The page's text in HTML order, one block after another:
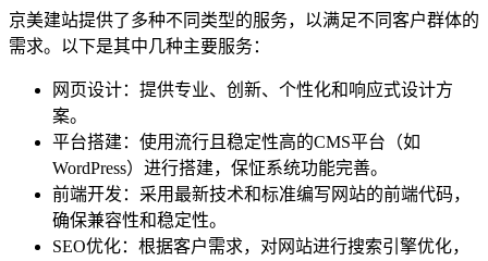
京美建站提供了多种不同类型的服务，以满足不同客户群体的
需求。以下是其中几种主要服务：
网页设计：提供专业、创新、个性化和响应式设计方
案。
平台搭建：使用流行且稳定性高的CMS平台（如
WordPress）进行搭建，保怔系统功能完善。
前端开发：采用最新技术和标准编写网站的前端代码，
确保兼容性和稳定性。
SEO优化：根据客户需求，对网站进行搜索引擎优化，